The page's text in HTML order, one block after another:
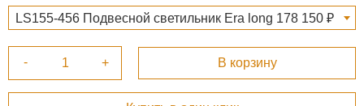
LS155-456 Подвесной светильник Era long 178 150 ₽